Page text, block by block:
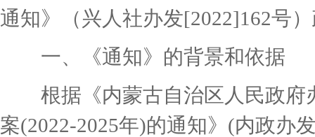
通知》（兴人社办发[2022]162号
一、《通知》的背景和依据
根据《内蒙古自治区人民政府
案(2022-2025年)的通知》(内政办